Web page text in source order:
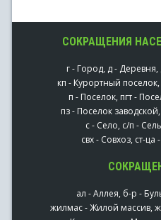
СОКРАЩЕНИЯ
г - Город, д -
кп - Курортный
п - Поселок, пгт -
пз - Поселок
с - Село, с/п -
свх - Совхоз, ст-ца
ал - Аллея, б-р -
жилмас - Жилой массив,